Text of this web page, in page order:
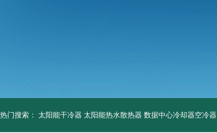
热门搜索： 太阳能干冷器 太阳能热水散热器 数据中心冷却器空冷器